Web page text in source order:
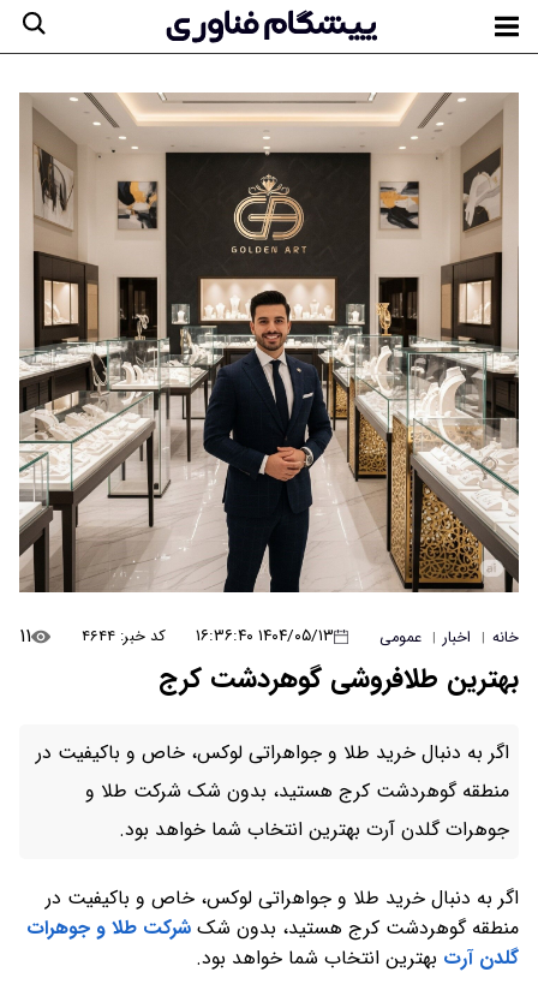
خانه | اخبار | عمومی ۱۴۰۴/۰۵/۱۳ ۱۶:۳۶:۴۰ کد خبر: ۴۶۴۴ ۱۱
بهترین طلافروشی گوهردشت کرج
اگر به دنبال خرید طلا و جواهراتی لوکس، خاص و باکیفیت در
منطقه گوهردشت کرج هستید، بدون شک شرکت طلا و
جوهرات گلدن آرت بهترین انتخاب شما خواهد بود.
اگر به دنبال خرید طلا و جواهراتی لوکس، خاص و باکیفیت در
منطقه گوهردشت کرج هستید، بدون شک شرکت طلا و جوهرات
گلدن آرت بهترین انتخاب شما خواهد بود.